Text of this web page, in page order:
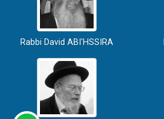
Rabbi David ABI'HSSIRA